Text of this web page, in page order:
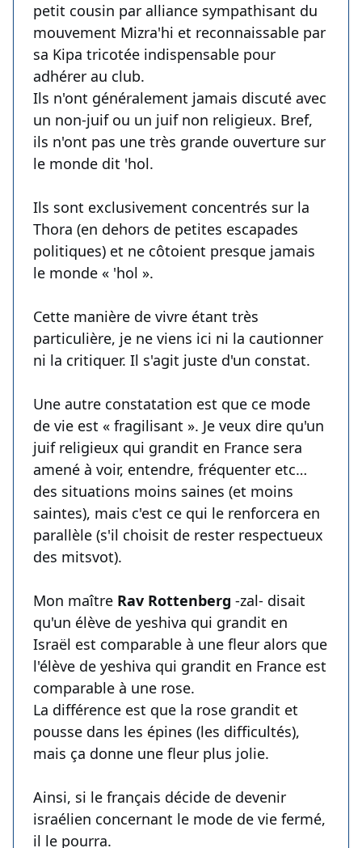
petit cousin par alliance sympathisant du
mouvement Mizra'hi et reconnaissable par
sa Kipa tricotée indispensable pour
adhérer au club.
Ils n'ont généralement jamais discuté avec
un non-juif ou un juif non religieux. Bref,
ils n'ont pas une très grande ouverture sur
le monde dit 'hol.
Ils sont exclusivement concentrés sur la
Thora (en dehors de petites escapades
politiques) et ne côtoient presque jamais
le monde « 'hol ».
Cette manière de vivre étant très
particulière, je ne viens ici ni la cautionner
ni la critiquer. Il s'agit juste d'un constat.
Une autre constatation est que ce mode
de vie est « fragilisant ». Je veux dire qu'un
juif religieux qui grandit en France sera
amené à voir, entendre, fréquenter etc…
des situations moins saines (et moins
saintes), mais c'est ce qui le renforcera en
parallèle (s'il choisit de rester respectueux
des mitsvot).
Mon maître Rav Rottenberg -zal- disait
qu'un élève de yeshiva qui grandit en
Israël est comparable à une fleur alors que
l'élève de yeshiva qui grandit en France est
comparable à une rose.
La différence est que la rose grandit et
pousse dans les épines (les difficultés),
mais ça donne une fleur plus jolie.
Ainsi, si le français décide de devenir
israélien concernant le mode de vie fermé,
il le pourra.